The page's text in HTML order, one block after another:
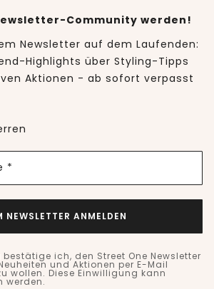
Community werden!
Newsletter auf dem Laufenden:
Highlights über Styling-Tipps
Aktionen - ab sofort verpasst
*
NEWSLETTER ANMELDEN
ich, den Street One Newsletter
und Aktionen per E-Mail
wollen. Diese Einwilligung kann
werden.